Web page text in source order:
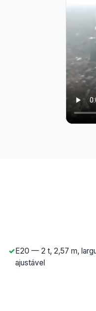
E20 — 2 t, 2,57 m,
ajustável